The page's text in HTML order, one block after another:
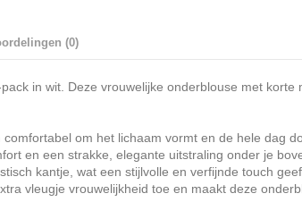
(0)
in wit. Deze vrouwelijke onderblouse met
om het lichaam vormt en de hele dag
en een strakke, elegante uitstraling onder je
kantje, wat een stijlvolle en verfijnde touch
vleugje vrouwelijkheid toe en maakt deze